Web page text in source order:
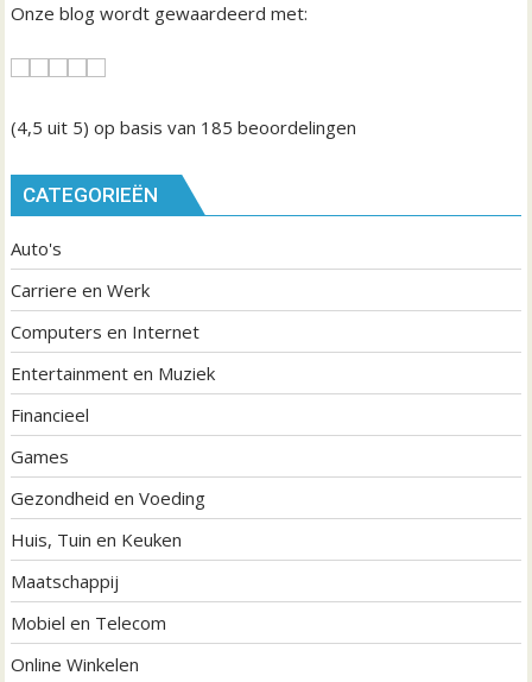
Onze blog wordt gewaardeerd met:
(4,5 uit 5) op basis van 185 beoordelingen
CATEGORIEËN
Auto's
Carriere en Werk
Computers en Internet
Entertainment en Muziek
Financieel
Games
Gezondheid en Voeding
Huis, Tuin en Keuken
Maatschappij
Mobiel en Telecom
Online Winkelen